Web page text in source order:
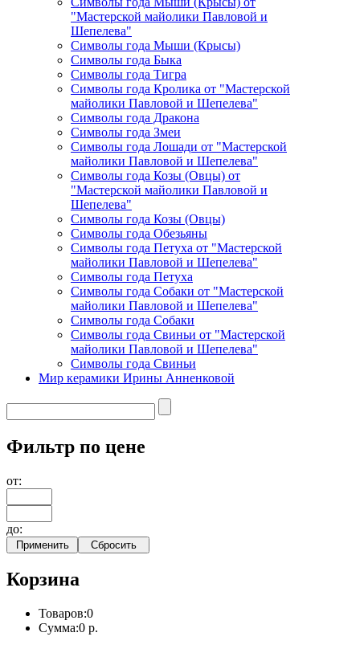
"Мастерской майолики Павловой и
Шепелева"
Символы года Мыши (Крысы)
Символы года Быка
Символы года Тигра
Символы года Кролика от "Мастерской
майолики Павловой и Шепелева"
Символы года Дракона
Символы года Змеи
Символы года Лошади от "Мастерской
майолики Павловой и Шепелева"
Символы года Козы (Овцы) от
"Мастерской майолики Павловой и
Шепелева"
Символы года Козы (Овцы)
Символы года Обезьяны
Символы года Петуха от "Мастерской
майолики Павловой и Шепелева"
Символы года Петуха
Символы года Собаки от "Мастерской
майолики Павловой и Шепелева"
Символы года Собаки
Символы года Свиньи от "Мастерской
майолики Павловой и Шепелева"
Символы года Свиньи
Мир керамики Ирины Анненковой
Фильтр по цене
от:
до:
Корзина
Товаров:0
Сумма:0 р.